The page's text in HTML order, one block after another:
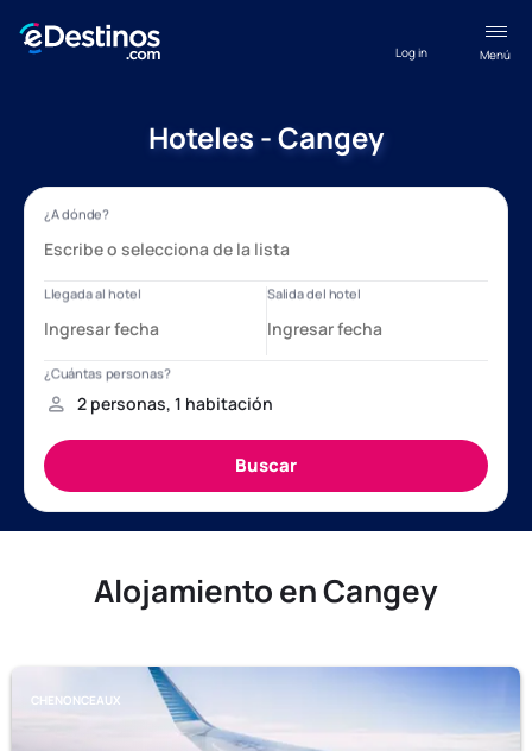
Menú
Log in
Hoteles - Cangey
Alojamiento en Cangey
CHENONCEAUX